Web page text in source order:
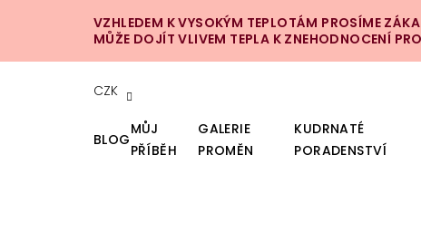
VZHLEDEM K VYSOKÝM TEPLOTÁM PROSÍME
MŮŽE DOJÍT VLIVEM TEPLA K ZNEHODNOCENÍ
CZK
BLOG
MŮJ
PŘÍBĚH
GALERIE
PROMĚN
KUDRNATÉ
PORADENSTVÍ